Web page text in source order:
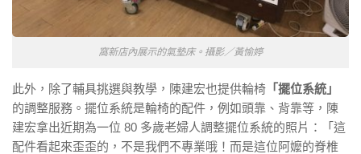
窩新店內展示的氣墊床。攝影／黃愉婷
此外，除了輔具挑選與教學，陳建宏也提供輪椅 「擺位系統」
的調整服務。擺位系統是輪椅的配件，例如頭靠、背靠等，陳
建宏拿出近期為一位 80 多歲老婦人調整擺位系統的照片：「這
配件看起來歪歪的，不是我們不專業哦！而是這位阿嬤的脊椎